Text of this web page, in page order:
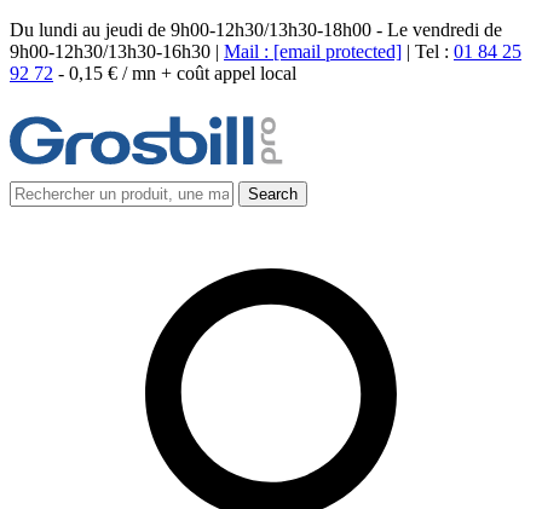
Du lundi au jeudi de 9h00-12h30/13h30-18h00 - Le vendredi de
9h00-12h30/13h30-16h30 | Mail : [email protected] | Tel : 01 84 25
92 72 - 0,15 € / mn + coût appel local